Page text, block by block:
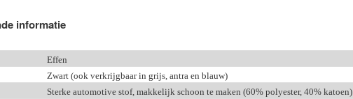
informatie
Effen
Zwart (ook verkrijgbaar in grijs, antra en blauw)
Sterke automotive stof, makkelijk schoon te maken (60% polyester, 40% katoen)